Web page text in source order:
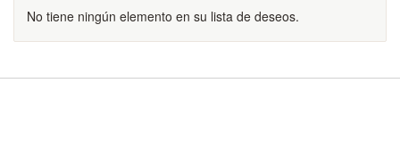
No tiene ningún elemento en su lista de deseos.